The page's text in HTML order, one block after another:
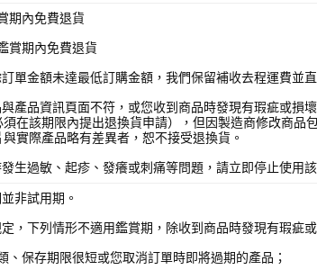
期內免費退貨
賞期內免費退貨
單金額未達最低訂購金額，我們保留補收去程運費並
產品資訊頁面不符，或您收到商品時發現有瑕疵或損
在該期限內提出退換貨申請），但因製造商修改商品
實際產品略有差異者，恕不接受退換貨。
生過敏、起疹、發癢或刺痛等問題，請立即停止使用
非試用期。
，下列情形不適用鑑賞期，除收到商品時發現有瑕疵
、保存期限很短或您取消訂單時即將過期的產品；